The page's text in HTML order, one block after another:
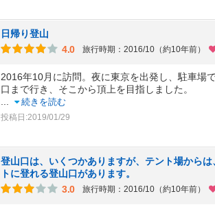
日帰り登山
4.0
旅行時期：2016/10（約10年前）
2016年10月に訪問。夜に東京を出発し、駐車場
口まで行き、そこから頂上を目指しました。
続きを読む
投稿日:2019/01/29
登山口は、いくつかありますが、テント場からは
トに登れる登山口があります。
3.0
旅行時期：2016/10（約10年前）